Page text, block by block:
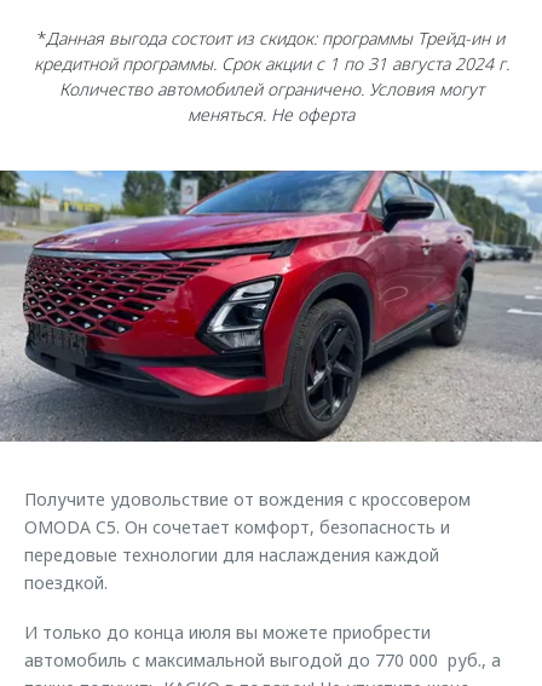
Одежда и сувениры
Оригинальные аксессуары
Трейд-ин
Калькулятор трейд-ин
Клуб владельцев OMODA
Приложение O&J
Оригинальные аксессуары
Запчасти
*Данная выгода состоит из скидок: программы Трейд-ин и
кредитной программы. Срок акции с 1 по 31 августа 2024 г.
Количество автомобилей ограничено. Условия могут
меняться. Не оферта
Получите удовольствие от вождения с кроссовером
OMODA C5. Он сочетает комфорт, безопасность и
передовые технологии для наслаждения каждой
поездкой.
И только до конца июля вы можете приобрести
автомобиль с максимальной выгодой до 770 000 руб., а